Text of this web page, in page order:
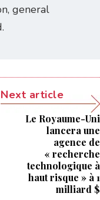
general
Next article
Le Royaume-Uni
lancera une
agence de
« recherche
technologique à
haut risque » à 1
milliard $